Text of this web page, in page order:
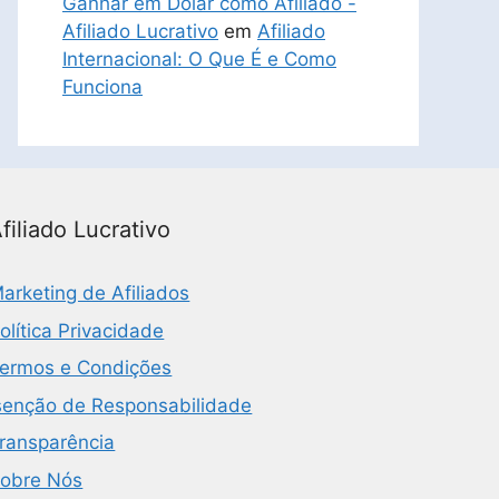
Afiliado Lucrativo em Afiliado
Internacional: O Que É e Como
Funciona
Lucrativo
de Afiliados
Privacidade
e Condições
de Responsabilidade
Nós